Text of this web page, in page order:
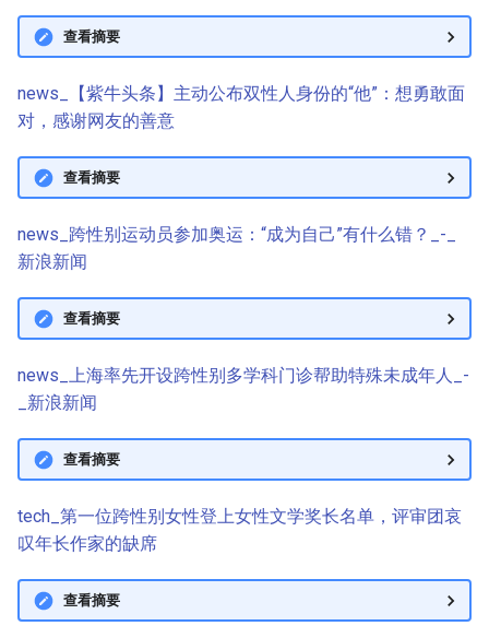
查看摘要
news_【紫牛头条】主动公布双性人身份的“他”：想勇敢面
对，感谢网友的善意
查看摘要
news_跨性别运动员参加奥运：“成为自己”有什么错？_-_
新浪新闻
查看摘要
news_上海率先开设跨性别多学科门诊帮助特殊未成年人_-
_新浪新闻
查看摘要
tech_第一位跨性别女性登上女性文学奖长名单，评审团哀
叹年长作家的缺席
查看摘要